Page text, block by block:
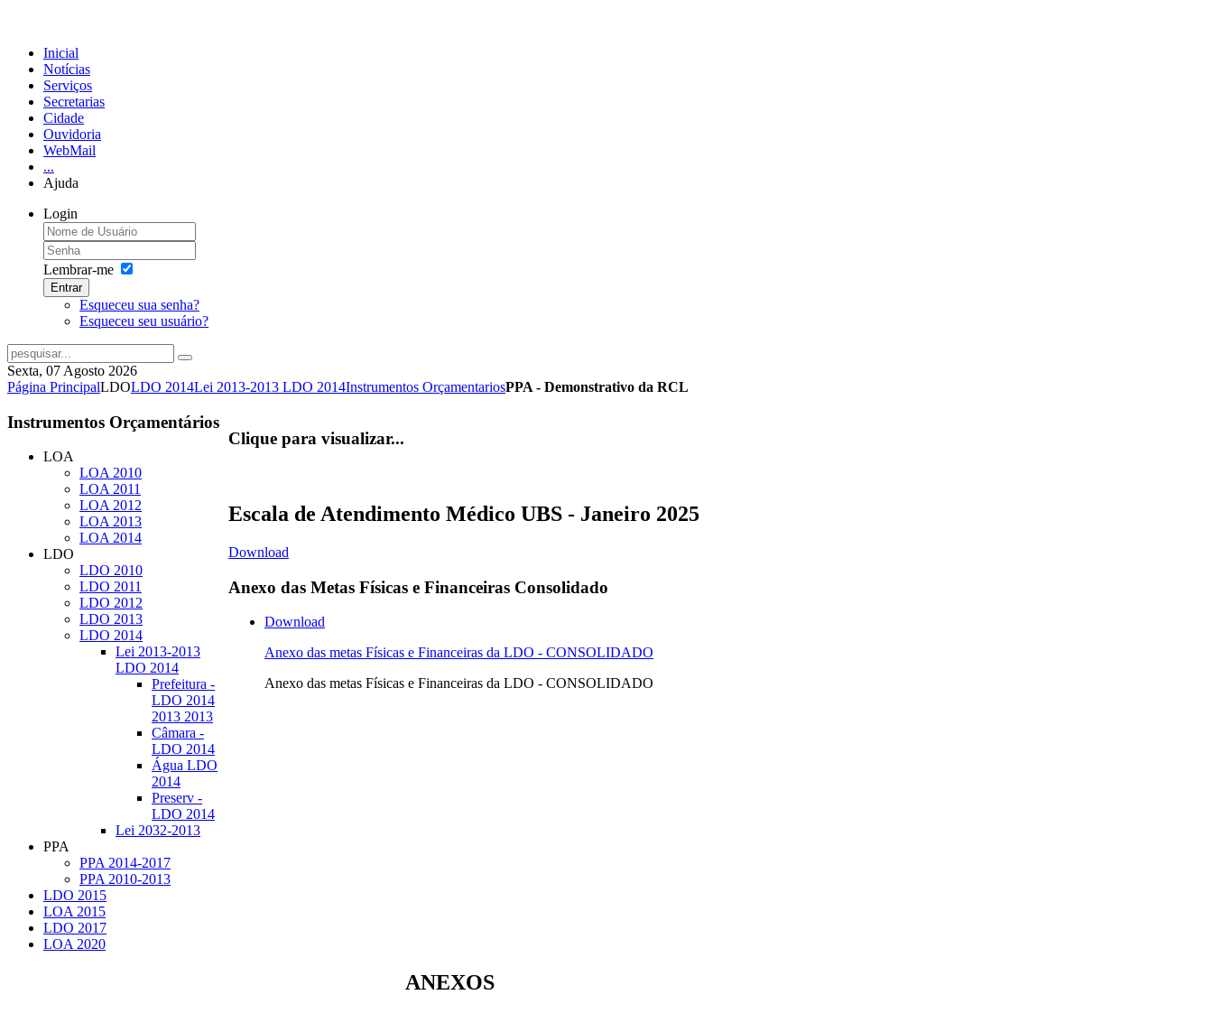
Inicial
Notícias
Serviços
Secretarias
Cidade
Ouvidoria
WebMail
...
Ajuda
Login
Lembrar-me
Entrar
Esqueceu sua senha?
Esqueceu seu usuário?
Sexta, 07 Agosto 2026
Página PrincipalLDOLDO 2014Lei 2013-2013 LDO 2014Instrumentos OrçamentariosPPA - Demonstrativo da RCL
Clique para visualizar...
Escala de Atendimento Médico UBS - Janeiro 2025
Download
Anexo das Metas Físicas e Financeiras Consolidado
Download
Anexo das metas Físicas e Financeiras da LDO - CONSOLIDADO
Anexo das metas Físicas e Financeiras da LDO - CONSOLIDADO
Instrumentos Orçamentários
LOA
LOA 2010
LOA 2011
LOA 2012
LOA 2013
LOA 2014
LDO
LDO 2010
LDO 2011
LDO 2012
LDO 2013
LDO 2014
Lei 2013-2013
LDO 2014
Prefeitura -
LDO 2014
2013 2013
Câmara -
LDO 2014
Água LDO
2014
Preserv -
LDO 2014
Lei 2032-2013
PPA
PPA 2014-2017
PPA 2010-2013
LDO 2015
LOA 2015
LDO 2017
LOA 2020
ANEXOS